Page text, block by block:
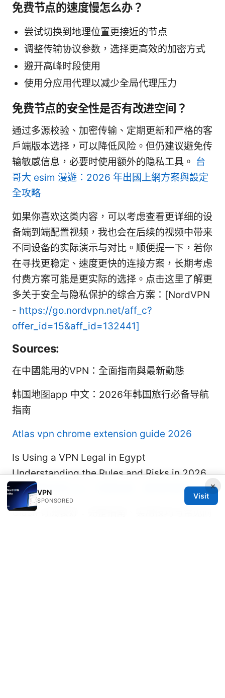
免费节点的速度慢怎么办？
尝试切换到地理位置更接近的节点
调整传输协议参数，选择更高效的加密方式
避开高峰时段使用
使用分应用代理以减少全局代理压力
免费节点的安全性是否有改进空间？
通过多源校验、加密传输、定期更新和严格的客
户端版本选择，可以降低风险。但仍建议避免传
输敏感信息，必要时使用额外的隐私工具。 台
哥大 esim 漫遊：2026 年出國上網方案與設定
全攻略
如果你喜欢这类内容，可以考虑查看更详细的设
备端到端配置视频，我也会在后续的视频中带来
不同设备的实际演示与对比。顺便提一下，若你
在寻找更稳定、速度更快的连接方案，长期考虑
付费方案可能是更实际的选择。点击这里了解更
多关于安全与隐私保护的综合方案：[NordVPN
- https://go.nordvpn.net/aff_c?
offer_id=15&aff_id=132441]
Sources:
在中國能用的VPN：全面指南與最新動態
韩国地图app 中文：2026年韩国旅行必备导航
指南
Atlas vpn chrome extension guide 2026
Is Using a VPN Legal in Egypt
Understanding the Rules and Risks in 2026
在中國能用的vpn：完整指南、實測與實用工具
Clash 订阅装好：完整指南、实用技巧与常见问
×
VPN
SPONSORED
Visit